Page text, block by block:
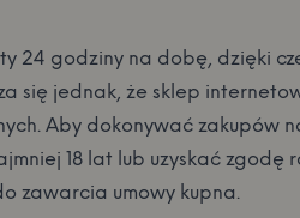
24 godziny na dobę, dzięki
się jednak, że sklep
Aby dokonywać zakupów
18 lat lub uzyskać zgodę
zawarcia umowy kupna.